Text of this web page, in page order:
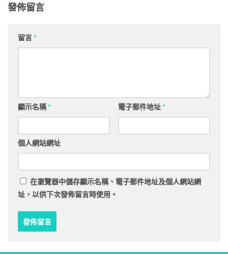
發佈留言
留言*
顯示名稱* 電子郵件地址*
個人網站網址
在瀏覽器中儲存顯示名稱、電子郵件地址及個人網站網
址，以供下次發佈留言時使用。